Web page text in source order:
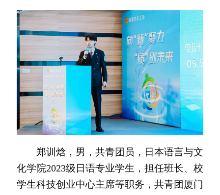
郑训焓，男，共青团员，日本语言与文
化学院2023级日语专业学生，担任班长、校
学生科技创业中心主席等职务，共青团厦门